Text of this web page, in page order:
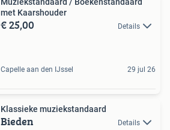
met Kaarshouder
€ 25,00 Details
Capelle aan den IJssel 29 jul 26
Klassieke muziekstandaard
Bieden Details